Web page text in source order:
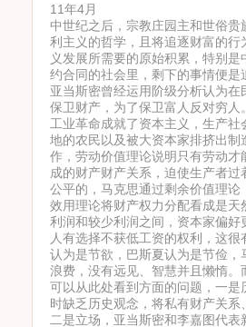
11年4月
中世纪之后，宗教庄园主和世俗
利主义的哲学，且将追逐财富的
义发展所需要的原始积累，特别
约合同的社会里，剩下的事情便是
亚当斯密曾经运用阶级分析认为
保卫财产，为了保卫富人反对穷人
工业革命成就了资本主义，生产
地的农民以及被大资本家排挤出
作，劳动价值理论说明只有劳动
成的财产财产关系，迫使生产者
公平的，马克思通过剩余价值理
效用理论将财产权力分配看成是
利润和较少利润之间，资本家偏
人有选择不获低工资的权利，这
认为是节欲，巴斯夏认为是节俭
浪费，没有远见、智慧并且懒惰
可以从此处看到方面的问题，一
时缺乏历史观念，将私有财产关
二是立场，亚当斯密和李嘉图代